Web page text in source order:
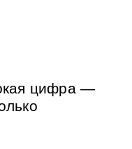
цифра —